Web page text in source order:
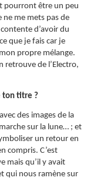
pourront être un peu
ne me mets pas de
d’avoir du
que je fais car je
propre mélange.
retrouve de l’Electro,
ton titre ?
des images de la
sur la lune… ; et
un retour en
compris. C’est
mais qu’il y avait
qui nous ramène sur